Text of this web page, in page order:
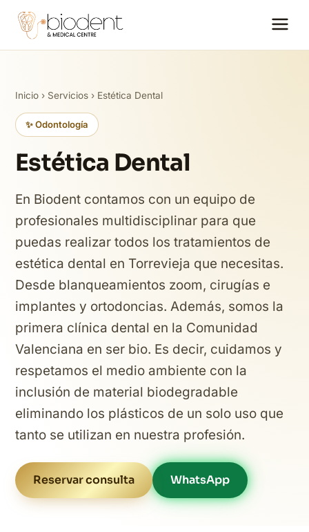
Inicio › Servicios › Estética Dental
✨ Odontología
Estética Dental
En Biodent contamos con un equipo de
profesionales multidisciplinar para que
puedas realizar todos los tratamientos de
estética dental en Torrevieja que necesitas.
Desde blanqueamientos zoom, cirugías e
implantes y ortodoncias. Además, somos la
primera clínica dental en la Comunidad
Valenciana en ser bio. Es decir, cuidamos y
respetamos el medio ambiente con la
inclusión de material biodegradable
eliminando los plásticos de un solo uso que
tanto se utilizan en nuestra profesión.
Reservar consulta WhatsApp